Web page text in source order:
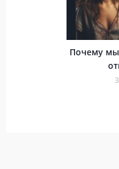
Почему